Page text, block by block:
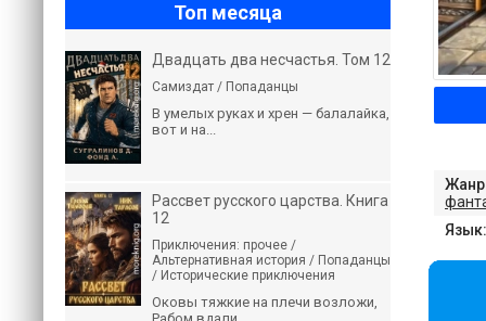
Язык:
Топ месяца
Двадцать два несчастья. Том 12
Самиздат / Попаданцы
В умелых руках и хрен — балалайка,
вот и на...
Рассвет русского царства. Книга
12
Приключения: прочее /
Альтернативная история / Попаданцы
/ Исторические приключения
Оковы тяжкие на плечи возложи,